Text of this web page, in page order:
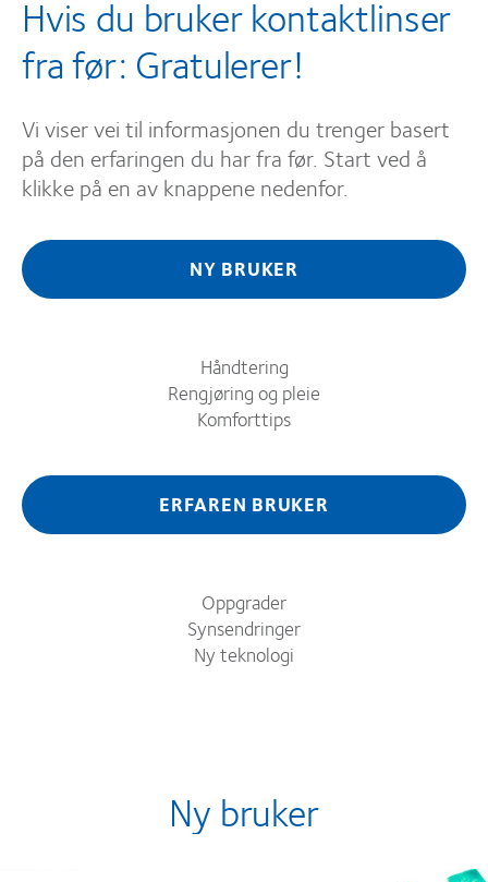
Hvis du bruker kontaktlinser
fra før: Gratulerer!
Vi viser vei til informasjonen du trenger basert
på den erfaringen du har fra før. Start ved å
klikke på en av knappene nedenfor.
NY BRUKER
Håndtering
Rengjøring og pleie
Komforttips
ERFAREN BRUKER
Oppgrader
Synsendringer
Ny teknologi
Ny bruker